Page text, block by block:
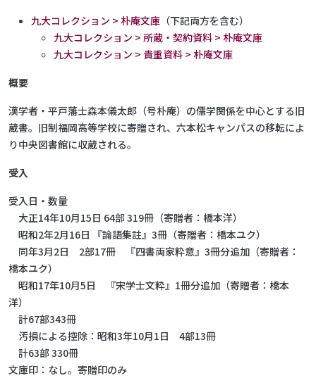
九大コレクション > 朴庵文庫 （下記両方を含む）
九大コレクション > 所蔵・契約資料 > 朴庵文庫
九大コレクション > 貴重資料 > 朴庵文庫
概要
漢学者・平戸藩士森本儀太郎（号朴庵）の儒学関係を中心とする旧
蔵書。旧制福岡高等学校に寄贈され、六本松キャンパスの移転によ
り中央図書館に収蔵される。
受入
受入日・数量
大正14年10月15日 64部 319冊（寄贈者：橋本洋）
昭和2年2月16日 『論語集註』3冊（寄贈者：橋本ユク）
同年3月2日 2部17冊 『四書両家粋意』3冊分追加（寄贈者：
橋本ユク）
昭和17年10月5日 『宋学士文粋』1冊分追加（寄贈者：橋本
洋）
計67部343冊
汚損による控除：昭和3年10月1日 4部13冊
計63部 330冊
文庫印：なし。寄贈印のみ